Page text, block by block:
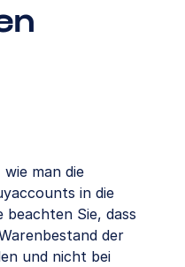
man die
in die
Sie, dass
der
und nicht bei